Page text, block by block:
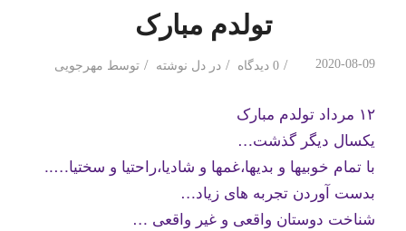
تولدم مبارک
2020-08-09
/ 0 دیدگاه / در دل نوشته / توسط مهرجویی
۱۲ مرداد تولدم مبارک
یکسال دیگر گذشت…
با تمام خوبیها و بدیها،غمها و شادیا،راحتیا و سختیا…..
بدست آوردن تجربه های زیاد…
شناخت دوستان واقعی و غیر واقعی …